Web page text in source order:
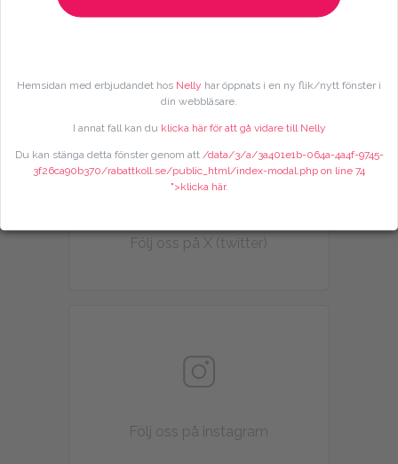
Följ oss på X (twitter)
Följ oss på instagram
Hemsidan med erbjudandet hos Nelly har öppnats i en ny flik/nytt fönster i
din webbläsare.
I annat fall kan du klicka här för att gå vidare till Nelly
Du kan stänga detta fönster genom att /data/3/a/3a401e1b-064a-4a4f-9745-
3f26ca90b370/rabattkoll.se/public_html/index-modal.php on line 74
">klicka här.